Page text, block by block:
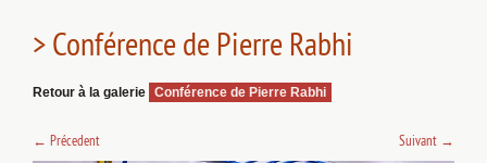
> Conférence de Pierre Rabhi
Retour à la galerie Conférence de Pierre Rabhi
← Précedent Suivant →